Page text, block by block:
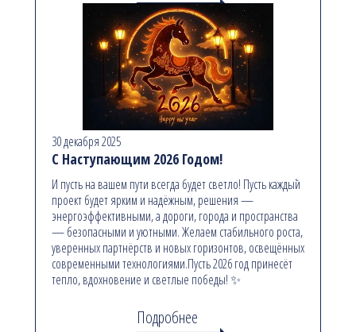
30 декабря 2025
С Наступающим 2026 Годом!
И пусть на вашем пути всегда будет светло! Пусть каждый
проект будет ярким и надёжным, решения —
энергоэффективными, а дороги, города и пространства
— безопасными и уютными. Желаем стабильного роста,
уверенных партнёрств и новых горизонтов, освещённых
современными технологиями.Пусть 2026 год принесёт
тепло, вдохновение и светлые победы! ✨
Подробнее